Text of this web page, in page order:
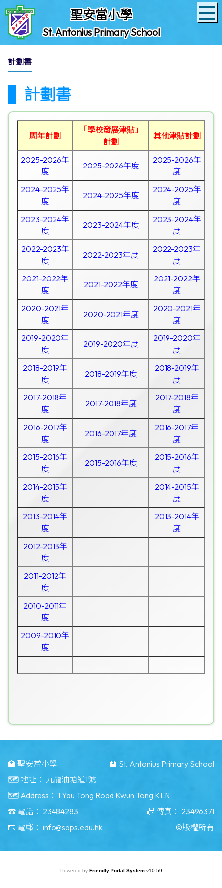
聖安當小學
St. Antonius Primary School
計劃書
計劃書
周年計劃
「學校發展津貼」
計劃
其他津貼計劃
2025-2026年
度
2025-2026年度
2025-2026年
度
2024-2025年
度
2024-2025年度
2024-2025年
度
2023-2024年
度
2023-2024年度
2023-2024年
度
2022-2023年
度
2022-2023年度
2022-2023年
度
2021-2022年
度
2021-2022年度
2021-2022年
度
2020-2021年
度
2020-2021年度
2020-2021年
度
2019-2020年
度
2019-2020年度
2019-2020年
度
2018-2019年
度
2018-2019年度
2018-2019年
度
2017-2018年
度
2017-2018年度
2017-2018年
度
2016-2017年
度
2016-2017年度
2016-2017年
度
2015-2016年
度
2015-2016年度
2015-2016年
度
2014-2015年
度
2014-2015年
度
2013-2014年
度
2013-2014年
度
2012-2013年
度
2011-2012年
度
2010-2011年
度
2009-2010年
度
🏫 聖安當小學
🏫 St. Antonius Primary School
🗺️ 地址： 九龍油塘道1號
🗺️ Address： 1 Yau Tong Road Kwun Tong KLN
☎️ 電話： 23484283 📠 傳真： 23496371
📧 電郵： info@saps.edu.hk ©版權所有
Powered by Friendly Portal System v10.59